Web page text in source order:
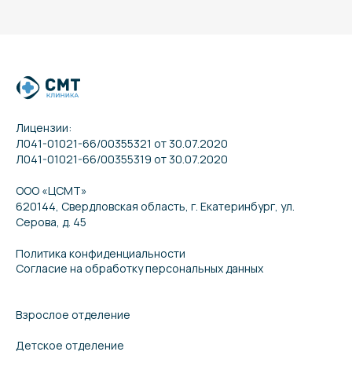
Лицензии:
Л041-01021-66/00355321 от 30.07.2020
Л041-01021-66/00355319 от 30.07.2020
ООО «ЦСМТ»
620144, Свердловская область, г. Екатеринбург, ул.
Серова, д. 45
Политика конфиденциальности
Согласие на обработку персональных данных
Взрослое отделение
Детское отделение